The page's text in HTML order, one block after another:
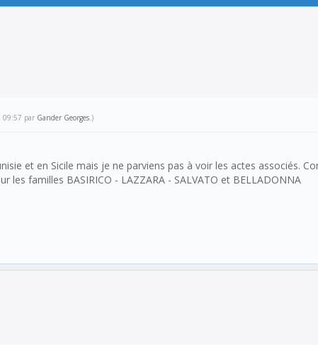
09:57 par Gander Georges.)
et en Sicile mais je ne parviens pas à voir les actes associés.
les familles BASIRICO - LAZZARA - SALVATO et BELLADONNA